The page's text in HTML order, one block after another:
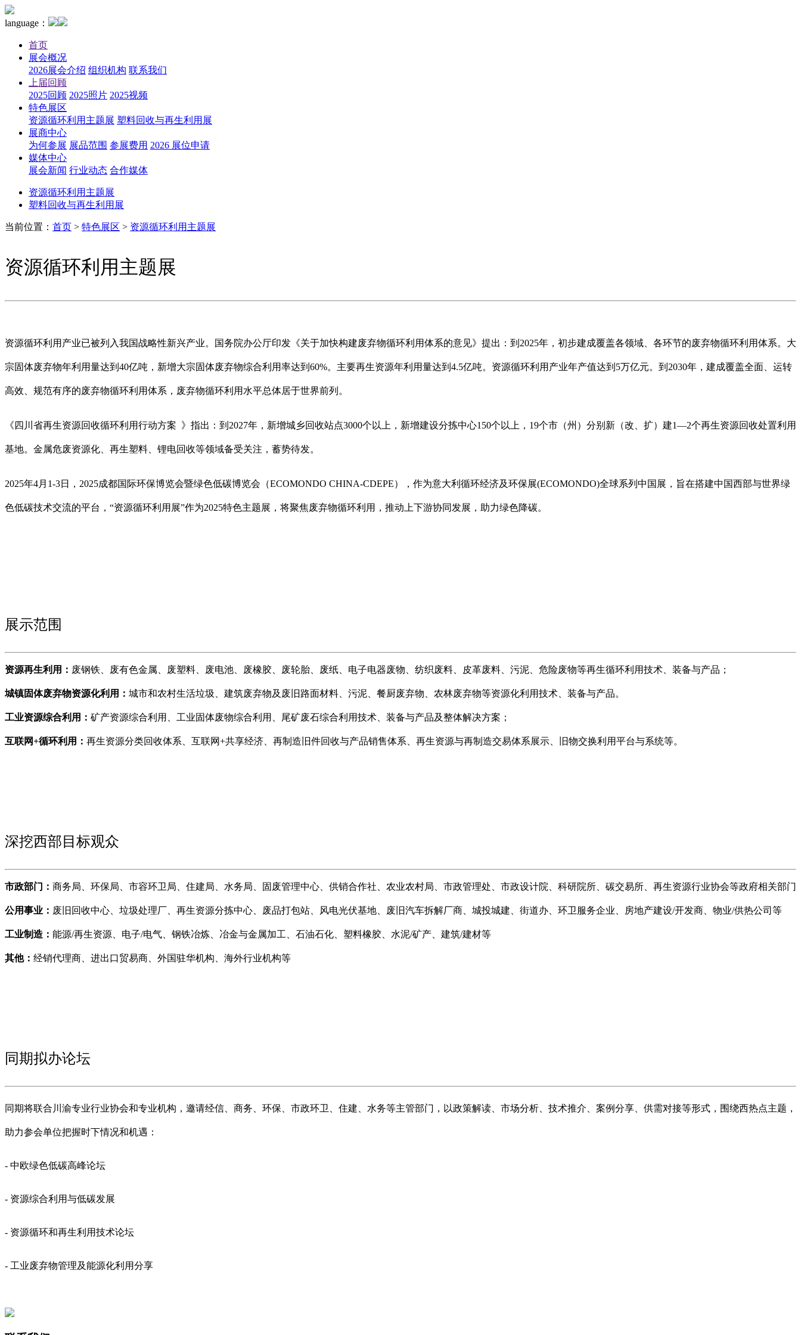
language：
首页
展会概况
2026展会介绍 组织机构 联系我们
上届回顾
2025回顾 2025照片 2025视频
特色展区
资源循环利用主题展 塑料回收与再生利用展
展商中心
为何参展 展品范围 参展费用 2026 展位申请
媒体中心
展会新闻 行业动态 合作媒体
资源循环利用主题展
塑料回收与再生利用展
当前位置： 首页 > 特色展区 > 资源循环利用主题展
资源循环利用主题展
资源循环利用产业已被列入我国战略性新兴产业。国务院办公厅印发《关于加快构建废弃物循环利用体系的意见》提出：到2025年，初步建成覆盖各领域、各环节的废弃物循环利用体系。大
宗固体废弃物年利用量达到40亿吨，新增大宗固体废弃物综合利用率达到60%。主要再生资源年利用量达到4.5亿吨。资源循环利用产业年产值达到5万亿元。到2030年，建成覆盖全面、运转
高效、规范有序的废弃物循环利用体系，废弃物循环利用水平总体居于世界前列。
《四川省再生资源回收循环利用行动方案 》指出：到2027年，新增城乡回收站点3000个以上，新增建设分拣中心150个以上，19个市（州）分别新（改、扩）建1—2个再生资源回收处置利用
基地。金属危废资源化、再生塑料、锂电回收等领域备受关注，蓄势待发。
2025年4月1-3日，2025成都国际环保博览会暨绿色低碳博览会（ECOMONDO CHINA-CDEPE），作为意大利循环经济及环保展(ECOMONDO)全球系列中国展，旨在搭建中国西部与世界绿
色低碳技术交流的平台，“资源循环利用展”作为2025特色主题展，将聚焦废弃物循环利用，推动上下游协同发展，助力绿色降碳。
展示范围
资源再生利用： 废钢铁、废有色金属、废塑料、废电池、废橡胶、废轮胎、废纸、电子电器废物、纺织废料、皮革废料、污泥、危险废物等再生循环利用技术、装备与产品；
城镇固体废弃物资源化利用： 城市和农村生活垃圾、建筑废弃物及废旧路面材料、污泥、餐厨废弃物、农林废弃物等资源化利用技术、装备与产品。
工业资源综合利用： 矿产资源综合利用、工业固体废物综合利用、尾矿废石综合利用技术、装备与产品及整体解决方案；
互联网+循环利用： 再生资源分类回收体系、互联网+共享经济、再制造旧件回收与产品销售体系、再生资源与再制造交易体系展示、旧物交换利用平台与系统等。
深挖西部目标观众
市政部门： 商务局、环保局、市容环卫局、住建局、水务局、固废管理中心、供销合作社、农业农村局、市政管理处、市政设计院、科研院所、碳交易所、再生资源行业协会等政府相关部门
公用事业： 废旧回收中心、垃圾处理厂、再生资源分拣中心、废品打包站、风电光伏基地、废旧汽车拆解厂商、城投城建、街道办、环卫服务企业、房地产建设/开发商、物业/供热公司等
工业制造： 能源/再生资源、电子/电气、钢铁冶炼、冶金与金属加工、石油石化、塑料橡胶、水泥/矿产、建筑/建材等
其他： 经销代理商、进出口贸易商、外国驻华机构、海外行业机构等
同期拟办论坛
同期将联合川渝专业行业协会和专业机构，邀请经信、商务、环保、市政环卫、住建、水务等主管部门，以政策解读、市场分析、技术推介、案例分享、供需对接等形式，围绕西热点主题，
助力参会单位把握时下情况和机遇：
- 中欧绿色低碳高峰论坛
- 资源综合利用与低碳发展
- 资源循环和再生利用技术论坛
- 工业废弃物管理及能源化利用分享